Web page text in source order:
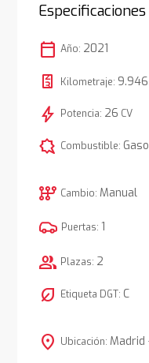
Especificaciones
calendar_today Año: 2021
Kilometraje: 9.946
bolt Potencia: 26 CV
comic_bubble Combustible:
auto_transmission Cambio: Manual
Puertas: 1
group Plazas: 2
nest_eco_leaf Etiqueta DGT: C
location_on Ubicación: Madrid